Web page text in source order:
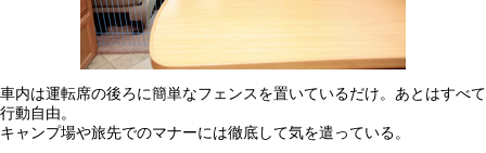
車内は運転席の後ろに簡単なフェンスを置いているだけ。あとはすべて
行動自由。
キャンプ場や旅先でのマナーには徹底して気を遣っている。